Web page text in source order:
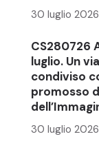
30 luglio 2026
CS280726
luglio. Un
condiviso
promosso
30 luglio 2026